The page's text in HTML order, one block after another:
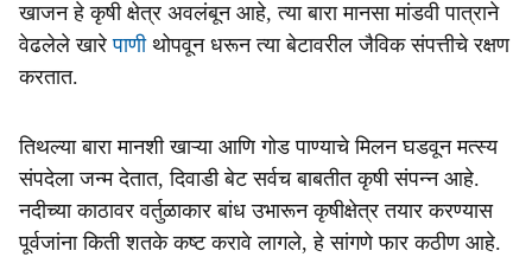
खाजन हे कृषी क्षेत्र अवलंबून आहे, त्या बारा मानसा मांडवी पात्राने
वेढलेले खारेपाणी थोपवून धरून त्या बेटावरील जैविक संपत्तीचे रक्षण
करतात.
तिथल्या बारा मानशी खाऱ्या आणि गोड पाण्याचे मिलन घडवून मत्स्य
संपदेला जन्म देतात, दिवाडी बेट सर्वच बाबतीत कृषी संपन्न आहे.
नदीच्या काठावर वर्तुळाकार बांध उभारून कृषीक्षेत्र तयार करण्यास
पूर्वजांना किती शतके कष्ट करावे लागले, हे सांगणे फार कठीण आहे.